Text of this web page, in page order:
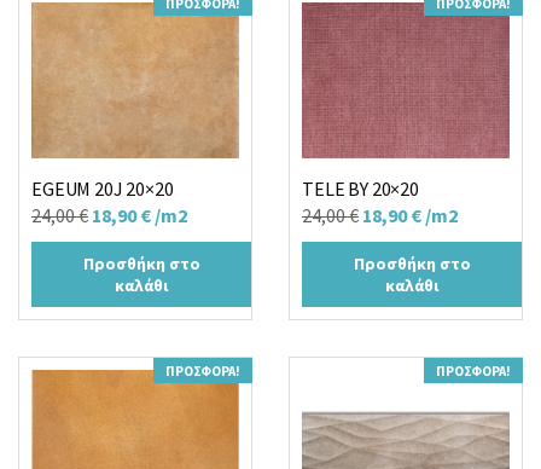
ΠΡΟΣΦΟΡΆ!
EGEUM 20J 20×20
24,00€ Original
price
was:
24,00 €.
18,90€Η
τρέχουσα
τιμή
είναι:
/m2
Προσθήκη στο
καλάθι
ΠΡΟΣΦΟΡΆ!
TELE BY 20×20
24,00€ Original
price
was:
24,00 €.
18,90€Η
τρέχουσα
τιμή
είναι:
/m2
Προσθήκη στο
καλάθι
ΠΡΟΣΦΟΡΆ! ΠΡΟΣΦΟΡΆ!